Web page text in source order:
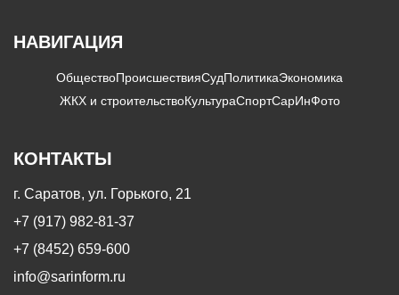
НАВИГАЦИЯ
ОбществоПроисшествияСудПолитикаЭкономика
ЖКХ и строительствоКультураСпортСарИнФото
КОНТАКТЫ
г. Саратов, ул. Горького, 21
+7 (917) 982-81-37
+7 (8452) 659-600
info@sarinform.ru